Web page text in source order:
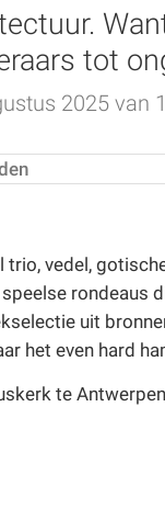
tot
2025 van
vedel,
rondeaus
uit
het even hard
te Antwerpen